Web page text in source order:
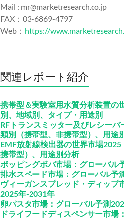
Mail : mr@marketresearch.co.jp
FAX：03-6869-4797
Web： https://
関連レポート紹介
携帯型＆実験室用水質分析装置の
別、地域別、タイプ・用途別
RFトランスミッター及びレシー
類別（携帯型、非携帯型）、用途
EMF放射線検出器の世界市場
携帯型）、用途別分析
ポッピングボバ市場：グローバル
排水スペード市場：グローバル予
ヴィーガンスプレッド・ディップ
2025年-2031年
卵パスタ市場：グローバル予測
ドライフードディスペンサー市場